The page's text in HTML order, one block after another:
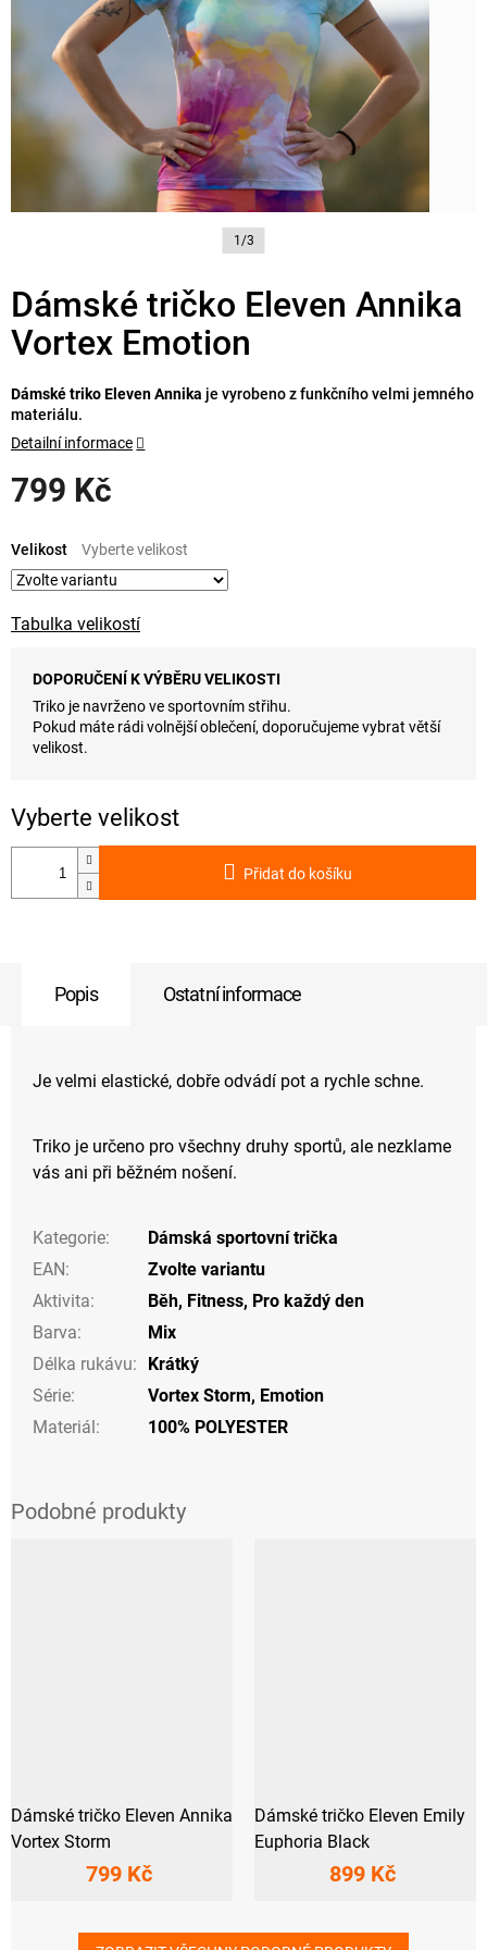
1/3
Dámské tričko Eleven Annika
Vortex Emotion
799 Kč
cena:
Tabulka velikostí
DOPORUČENÍ K VÝBĚRU VELIKOSTI
Triko je navrženo ve sportovním střihu.
Pokud máte rádi volnější oblečení, doporučujeme vybrat větší
velikost.
Velikost
Přidat do košíku
Dámské triko Eleven Annika je vyrobeno z funkčního velmi jemného
materiálu.
Detailní informace
Popis Ostatní informace
Je velmi elastické, dobře odvádí pot a rychle schne.
Triko je určeno pro všechny druhy sportů, ale nezklame
vás ani při běžném nošení.
Kategorie:
Dámská sportovní trička
EAN:
Zvolte variantu
Aktivita: Běh, Fitness, Pro každý den
Barva:
Mix
Délka rukávu:
Krátký
Série:
Vortex Storm, Emotion
Materiál: 100% POLYESTER
Dámské tričko Eleven Annika
Vortex Storm
799 Kč
Dámské tričko Eleven Emily
Euphoria Black
899 Kč